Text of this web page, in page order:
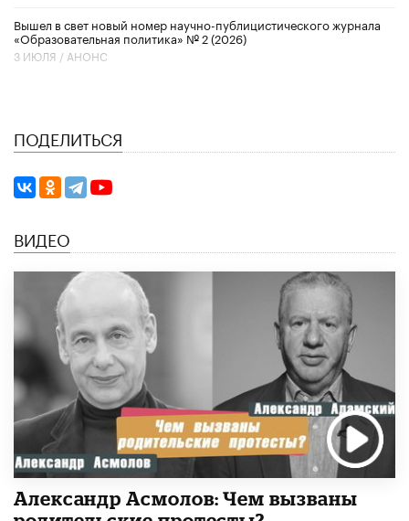
Вышел в свет новый номер научно-публицистического журнала
«Образовательная политика» № 2 (2026)
3 ИЮЛЯ / АНОНС
ПОДЕЛИТЬСЯ
ВИДЕО
Александр Асмолов: Чем вызваны